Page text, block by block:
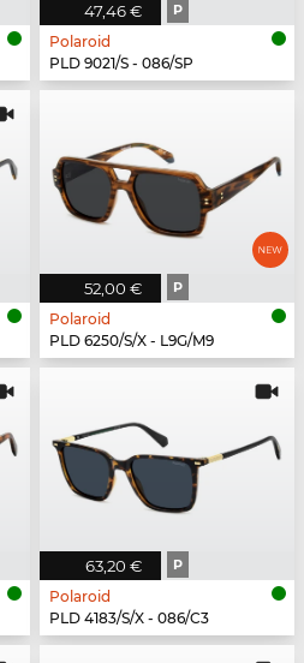
47,46 € P
Polaroid
PLD 9021/S - 086/SP
52,00 € P
Polaroid
PLD 6250/S/X - L9G/M9
63,20 € P
Polaroid
PLD 4183/S/X - 086/C3